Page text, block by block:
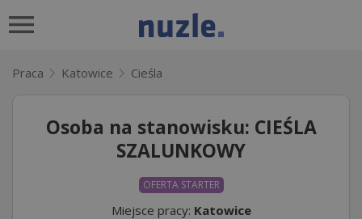
Praca Katowice Cieśla
Osoba na stanowisku: CIEŚLA
SZALUNKOWY
OFERTA STARTER
Miejsce pracy: Katowice